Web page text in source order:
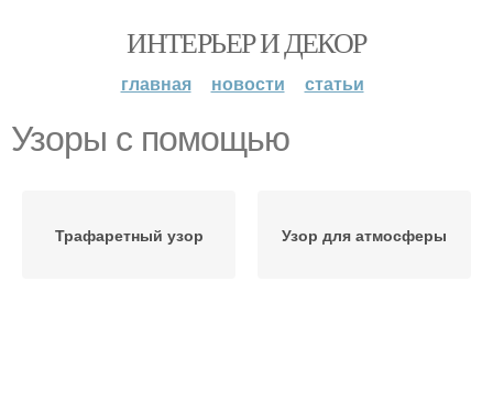
ИНТЕРЬЕР И ДЕКОР
главная новости статьи
Узоры с помощью
Трафаретный узор Узор для атмосферы